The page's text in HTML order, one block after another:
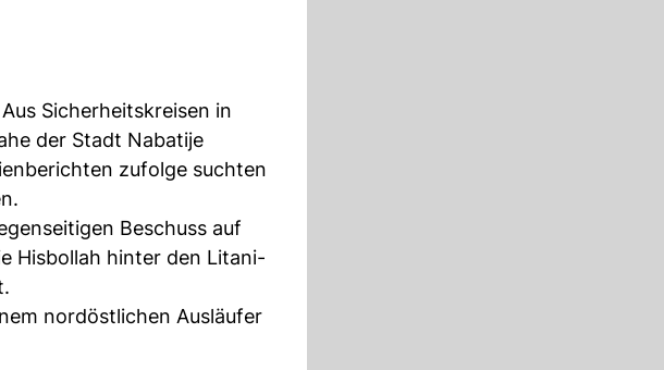
Sicherheitskreisen in
der Stadt Nabatije
zufolge suchten
Beschuss auf
Hisbollah hinter den Litani-
nordöstlichen Ausläufer